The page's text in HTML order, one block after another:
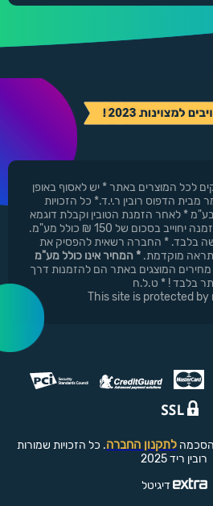
- עד 7 ימי עסקים לכל המוצרים באתר * יש לאסוף באופן
הדפוס רובין ר.י.ד.* כל הזכויות
* לאחר הזמנת הטובין וקבלת דוגמא
גרפית ( סקיצה ). ביטול ההזמנה יחוייב בסכום של 150 ₪ כולל מע"מ.
בלבד. * החברה רשאית להפסיק את
מוקדמת. * המחיר אינו כולל מע"מ
מחירים המוצגים באתר הם להזמנות דרך
בלבד ! * ט.ל.ח
This site is protected by
הסכמה לתקנון החברה. כל הזכויות שמורות
רובין ריד 2025
דיגיטל